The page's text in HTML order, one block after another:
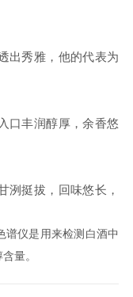
出秀雅，他的代表为
口丰润醇厚，余香悠
洌挺拔，回味悠长，
谱仪是用来检测白酒中
量。